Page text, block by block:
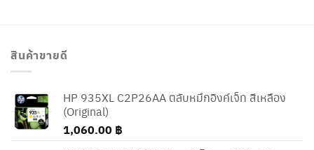
สินค้าขายดี
HP 935XL C2P26AA ตลับหมึกอิงค์เจ็ท สีเหลือง
(Original)
1,060.00 ฿